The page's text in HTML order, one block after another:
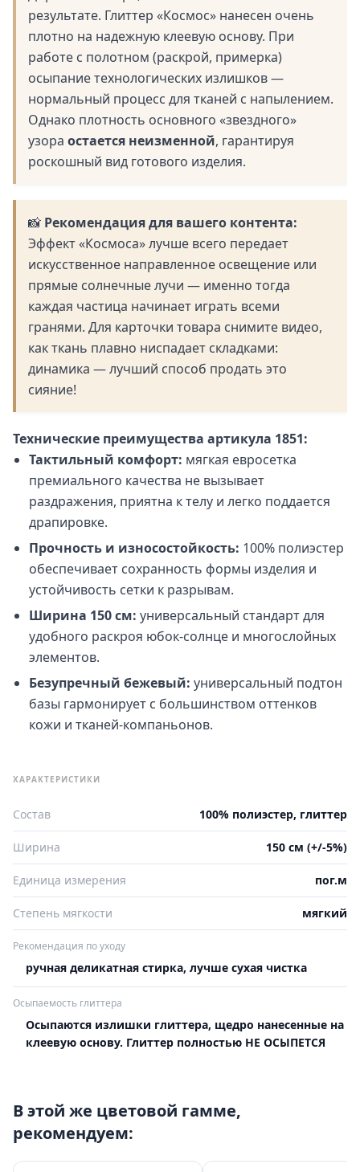
результате. Глиттер «Космос» нанесен очень
плотно на надежную клеевую основу. При
работе с полотном (раскрой, примерка)
осыпание технологических излишков —
нормальный процесс для тканей с напылением.
Однако плотность основного «звездного»
узора остается неизменной, гарантируя
роскошный вид готового изделия.
📸 Рекомендация для вашего контента:
Эффект «Космоса» лучше всего передает
искусственное направленное освещение или
прямые солнечные лучи — именно тогда
каждая частица начинает играть всеми
гранями. Для карточки товара снимите видео,
как ткань плавно ниспадает складками:
динамика — лучший способ продать это
сияние!
Технические преимущества артикула 1851:
Тактильный комфорт: мягкая евросетка
премиального качества не вызывает
раздражения, приятна к телу и легко поддается
драпировке.
Прочность и износостойкость: 100% полиэстер
обеспечивает сохранность формы изделия и
устойчивость сетки к разрывам.
Ширина 150 см: универсальный стандарт для
удобного раскроя юбок-солнце и многослойных
элементов.
Безупречный бежевый: универсальный подтон
базы гармонирует с большинством оттенков
кожи и тканей-компаньонов.
ХАРАКТЕРИСТИКИ
Состав 100% полиэстер, глиттер
Ширина 150 см (+/-5%)
Единица измерения пог.м
Степень мягкости мягкий
Рекомендация по уходу
ручная деликатная стирка, лучше сухая чистка
Осыпаемость глиттера
Осыпаются излишки глиттера, щедро нанесенные на
клеевую основу. Глиттер полностью НЕ ОСЫПЕТСЯ
В этой же цветовой гамме,
рекомендуем: